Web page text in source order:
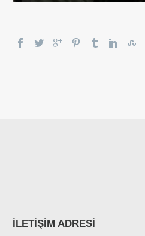
İLETİŞİM ADRESİ